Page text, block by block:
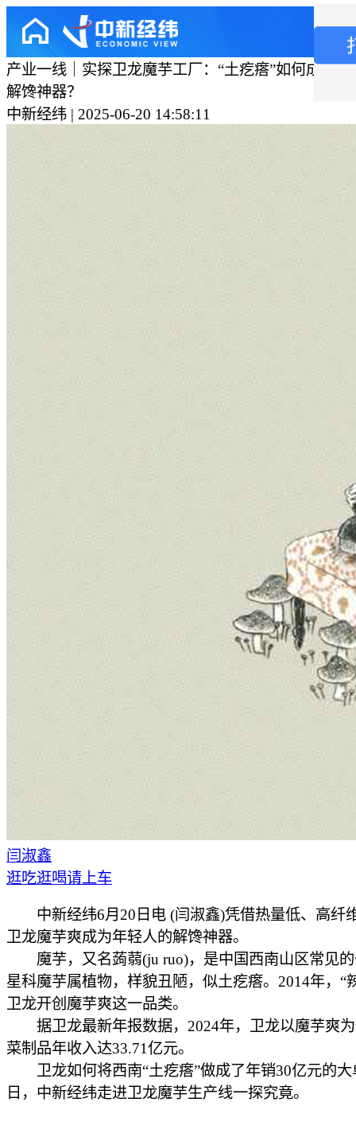
产业一线｜实探卫龙魔芋工厂：“土疙瘩”如何成为年
解馋神器？
中新经纬 | 2025-06-20 14:58:11
闫淑鑫
逛吃逛喝请上车
中新经纬6月20日电 (闫淑鑫)凭借热量低、高纤
卫龙魔芋爽成为年轻人的解馋神器。
魔芋，又名蒟蒻(ju ruo)，是中国西南山区常见的
星科魔芋属植物，样貌丑陋，似土疙瘩。2014年，“
卫龙开创魔芋爽这一品类。
据卫龙最新年报数据，2024年，卫龙以魔芋爽
菜制品年收入达33.71亿元。
卫龙如何将西南“土疙瘩”做成了年销30亿元的大
日，中新经纬走进卫龙魔芋生产线一探究竟。